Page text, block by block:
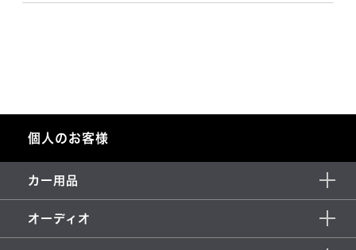
個人のお客様
カー用品
オーディオ